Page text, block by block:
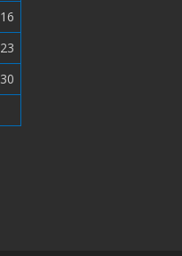
16
23
30